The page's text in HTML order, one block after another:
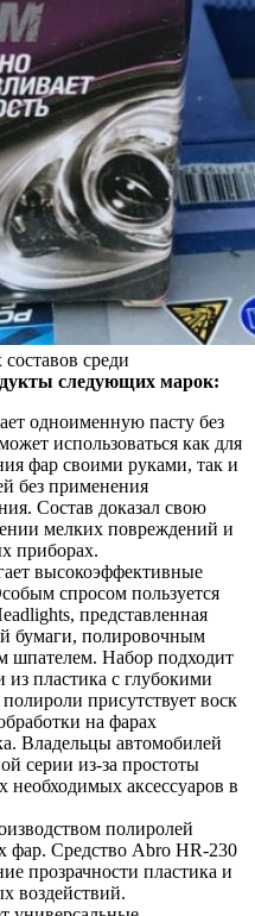
среди
следующих марок:
одноименную пасту без
использоваться как для
фар своими руками, так и
без применения
Состав доказал свою
мелких повреждений и
приборах.
высокоэффективные
спросом пользуется
представленная
бумаги, полировочным
шпателем. Набор подходит
из пластика с глубокими
присутствует воск
на фарах
Владельцы автомобилей
серии из-за простоты
необходимых аксессуаров в
полиролей
фар. Средство Abro HR-230
прозрачности пластика и
воздействий.